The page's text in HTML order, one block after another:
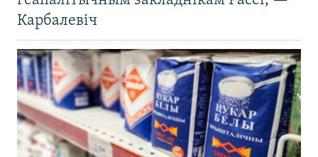
Карбалевіч